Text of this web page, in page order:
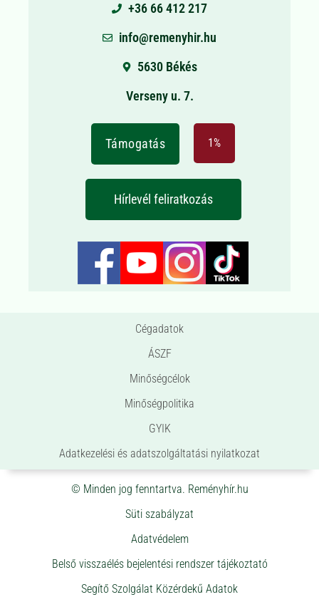
+36 66 412 217
info@remenyhir.hu
5630 Békés
Verseny u. 7.
Támogatás 1%
Hírlevél feliratkozás
Cégadatok
ÁSZF
Minőségcélok
Minőségpolitika
GYIK
Adatkezelési és adatszolgáltatási nyilatkozat
© Minden jog fenntartva. Reményhír.hu
Süti szabályzat
Adatvédelem
Belső visszaélés bejelentési rendszer tájékoztató
Segítő Szolgálat Közérdekű Adatok